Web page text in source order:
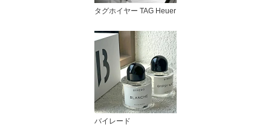
タグホイヤー TAG Heuer
バイレード